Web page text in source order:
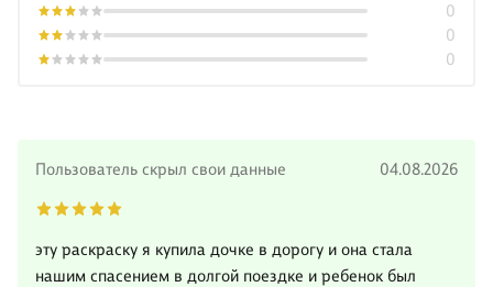
0
0
0
Пользователь скрыл свои данные 04.08.2026
эту раскраску я купила дочке в дорогу и она стала
нашим спасением в долгой поездке и ребенок был